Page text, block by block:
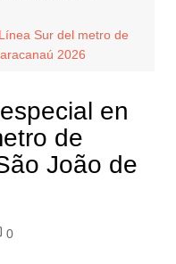
Sur del metro de
2026
en
de
João de
0